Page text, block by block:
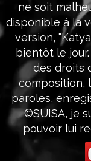
ne soit
disponible à la
version,
bientôt le
des droits
composition,
paroles,
©SUISA, je
pouvoir lui